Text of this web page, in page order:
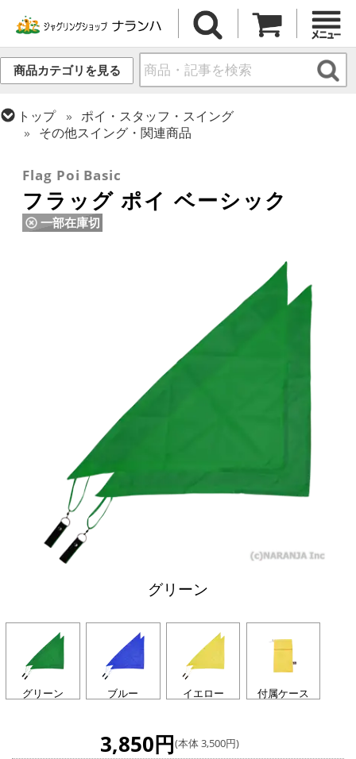
商品カテゴリを見る
トップ
ポイ・スタッフ・スイング
その他スイング・関連商品
Flag Poi Basic
フラッグ ポイ ベーシック
一部在庫切
グリーン
グリーン ブルー イエロー 付属ケース
3,850円(本体 3,500円)